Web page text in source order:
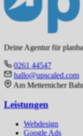
Deine Agentur für
0261 44547
hallo@upscaled.com
Am Metternicher
Leistungen
Webdesign
Google Ads